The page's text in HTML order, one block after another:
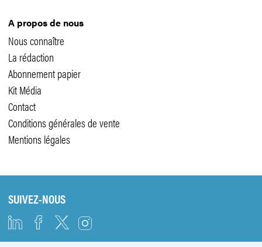
A propos de nous
Nous connaître
La rédaction
Abonnement papier
Kit Média
Contact
Conditions générales de vente
Mentions légales
SUIVEZ-NOUS